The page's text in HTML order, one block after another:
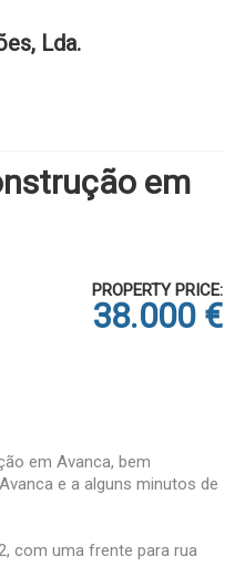
em
PROPERTY PRICE:
38.000 €
em Avanca, bem
e a alguns minutos de
com uma frente para rua